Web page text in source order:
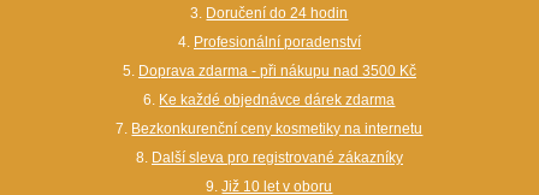
3. Doručení do 24 hodin
4. Profesionální poradenství
5. Doprava zdarma - při nákupu nad 3500 Kč
6. Ke každé objednávce dárek zdarma
7. Bezkonkurenční ceny kosmetiky na internetu
8. Další sleva pro registrované zákazníky
9.Již 10 let v oboru